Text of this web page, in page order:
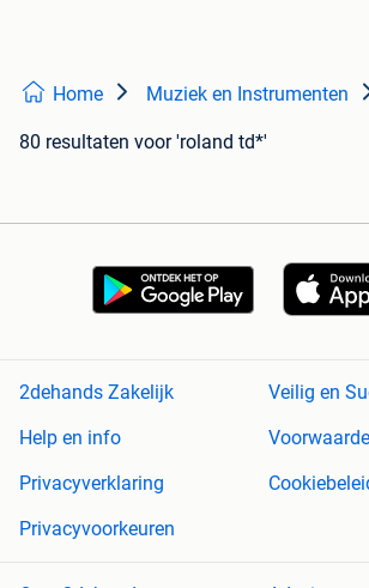
Home Muziek en Instrumenten
80 resultaten voor 'roland td*'
2dehands Zakelijk
Veilig en
Help en info
Privacyverklaring
Privacyvoorkeuren